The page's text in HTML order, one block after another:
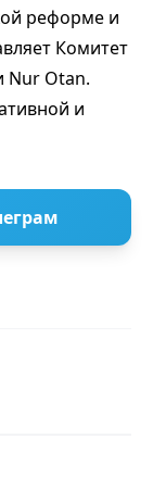
реформе и
Комитет
Nur Otan.
и